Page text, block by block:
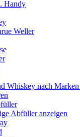
Handy
Weller
Whiskey nach Marken
Abfüller anzeigen